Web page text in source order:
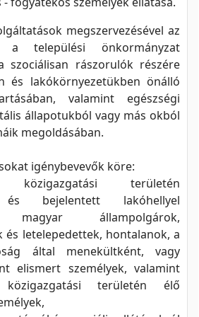
megszervezésével az
a települési önkormányzat
szociálisan rászorulók részére
és lakókörnyezetükben önálló
valamint egészségi
állapotukból vagy más okból
megoldásában.
igénybevevők köre:
közigazgatási területén
bejelentett lakóhellyel
magyar állampolgárok,
és letelepedettek, hontalanok, a
által menekültként, vagy
elismert személyek, valamint
közigazgatási területén élő